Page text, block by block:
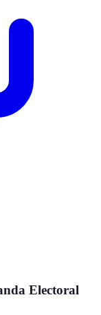
Electoral